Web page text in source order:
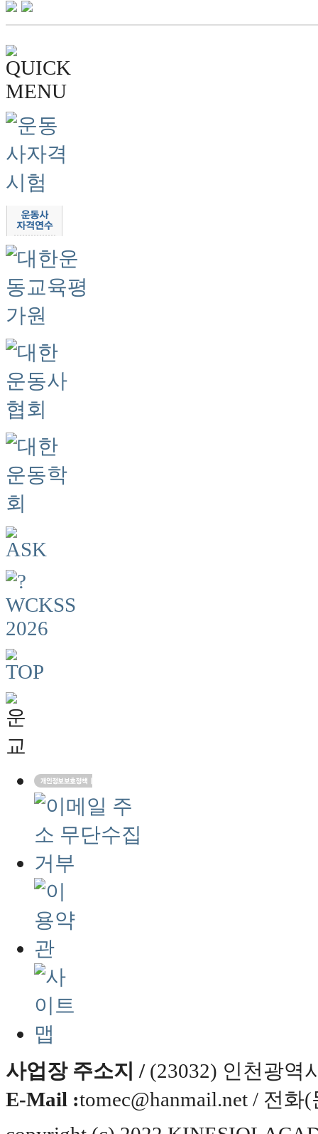
사업장 주소지 / (23032) 인천광역
E-Mail :tomec@hanmail.net / 전화